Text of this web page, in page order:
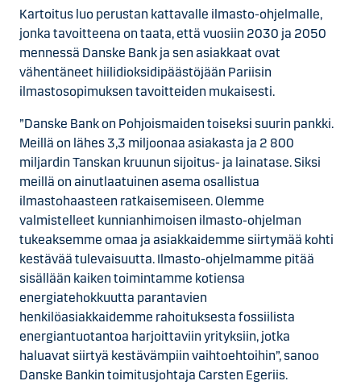
Kartoitus luo perustan kattavalle ilmasto-ohjelmalle,
jonka tavoitteena on taata, että vuosiin 2030 ja 2050
mennessä Danske Bank ja sen asiakkaat ovat
vähentäneet hiilidioksidipäästöjään Pariisin
ilmastosopimuksen tavoitteiden mukaisesti.
”Danske Bank on Pohjoismaiden toiseksi suurin pankki.
Meillä on lähes 3,3 miljoonaa asiakasta ja 2 800
miljardin Tanskan kruunun sijoitus- ja lainatase. Siksi
meillä on ainutlaatuinen asema osallistua
ilmastohaasteen ratkaisemiseen. Olemme
valmistelleet kunnianhimoisen ilmasto-ohjelman
tukeaksemme omaa ja asiakkaidemme siirtymää kohti
kestävää tulevaisuutta. Ilmasto-ohjelmamme pitää
sisällään kaiken toimintamme kotiensa
energiatehokkuutta parantavien
henkilöasiakkaidemme rahoituksesta fossiilista
energiantuotantoa harjoittaviin yrityksiin, jotka
haluavat siirtyä kestävämpiin vaihtoehtoihin”, sanoo
Danske Bankin toimitusjohtaja Carsten Egeriis.